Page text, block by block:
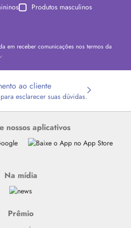
Produtos masculinos
em receber comunicações nos termos da
.
ao cliente
esclarecer suas dúvidas.
nossos aplicativos
Na mídia
Prêmio